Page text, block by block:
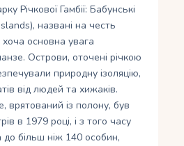
Річкової Гамбії: Бабунські
названі на честь
хоча основна увага
Острови, оточені річкою
природну ізоляцію,
від людей та хижаків.
із полону, був
в 1979 році, і з того часу
більш ніж 140 особин,